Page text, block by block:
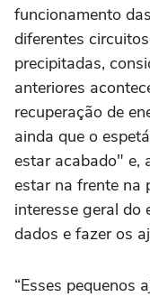
funcionamento
diferentes
precipitadas,
anteriores
recuperação de
ainda que o
estar acabado" e,
estar na frente na
interesse geral do
dados e fazer os
“Esses pequenos